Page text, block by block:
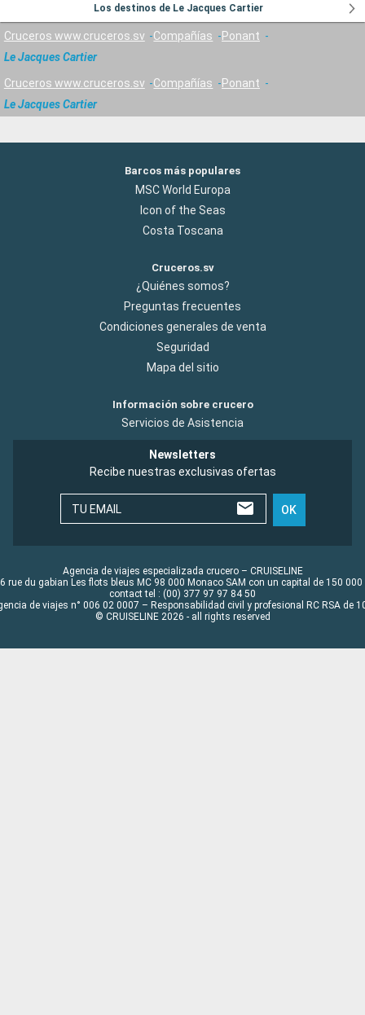
Los destinos de Le Jacques Cartier
Cruceros www.cruceros.sv Compañías
Ponant
Le Jacques Cartier
Cruceros www.cruceros.sv Compañías
Ponant
Le Jacques Cartier
Barcos más populares
MSC World Europa
Icon of the Seas
Costa Toscana
Cruceros.sv
¿Quiénes somos?
Preguntas frecuentes
Condiciones generales de venta
Seguridad
Mapa del sitio
Información sobre crucero
Servicios de Asistencia
Newsletters
Recibe nuestras exclusivas ofertas
TU EMAIL OK
Agencia de viajes especializada crucero – CRUISELINE
rue du gabian Les flots bleus MC 98 000 Monaco SAM con un capital de 150 000
contact tel : (00) 377 97 97 84 50
de viajes n° 006 02 0007 – Responsabilidad civil y profesional RC RSA de
© CRUISELINE 2026 - all rights reserved